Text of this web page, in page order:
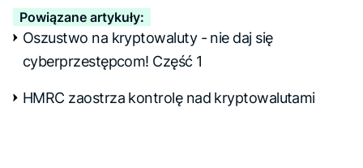
Powiązane artykuły:
Oszustwo na kryptowaluty - nie daj się
cyberprzestępcom! Część 1
HMRC zaostrza kontrolę nad kryptowalutami